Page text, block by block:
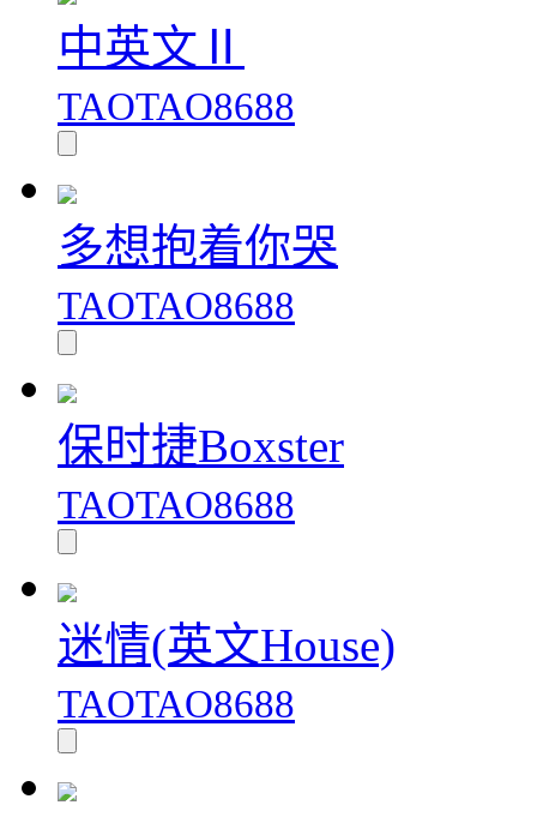
中英文Ⅱ
TAOTAO8688
多想抱着你哭
TAOTAO8688
保时捷Boxster
TAOTAO8688
迷情(英文House)
TAOTAO8688